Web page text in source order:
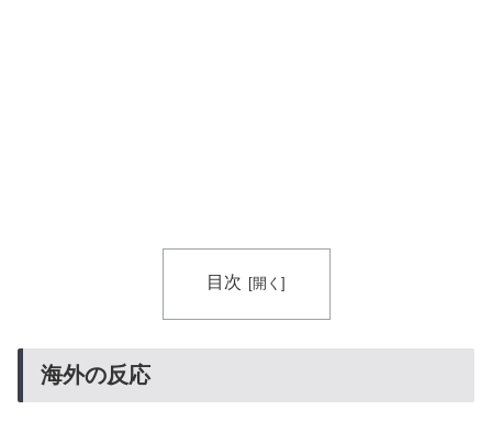
【海外の反応】8月9日は長崎に原爆が投下された日だな
→ 「長崎の原爆投下は完全に余分だったな」「原爆よ
りも焼夷弾爆撃のほうが被害が大きかったんだよな」
目次
海外の反応